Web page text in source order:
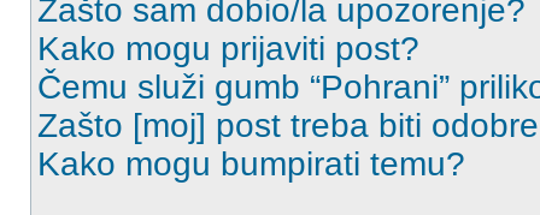
Zašto sam dobio/la upozorenje?
Kako mogu prijaviti post?
Čemu služi gumb “Pohrani”
Zašto [moj] post treba biti
Kako mogu bumpirati temu?